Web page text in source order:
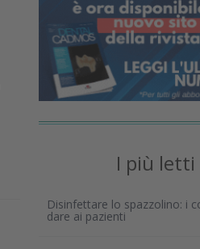
I più letti
Disinfettare lo spazzolino: i
dare ai pazienti